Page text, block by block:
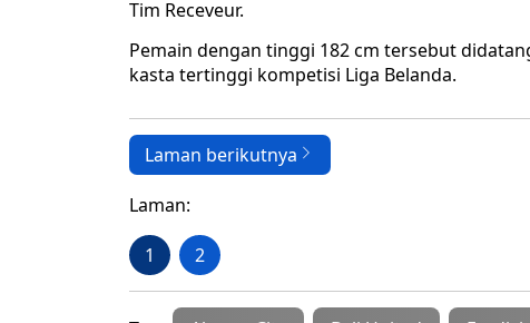
Tim Receveur.
Pemain dengan tinggi 182 cm tersebut
kasta tertinggi kompetisi Liga Belanda.
Laman berikutnya
Laman:
1 2